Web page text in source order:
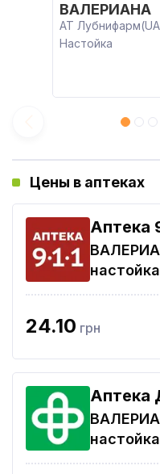
ВАЛЕРИАНА
АТ
Настойка
Цены в аптеках
Aптека
настойка
24.10 грн
Аптека
настойка